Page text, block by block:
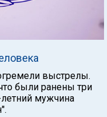
выстрелы.
были ранены три
мужчина